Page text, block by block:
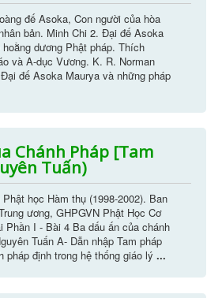
đế Asoka, Con người của hòa
bản. Minh Chi 2. Đại đế Asoka
dương Phật pháp. Thích
và A-dục Vương. K. R. Norman
đế Asoka Maurya và những pháp
Chánh Pháp [Tam
Tuấn)
học Hàm thụ (1998-2002). Ban
ương, GHPGVN Phật Học Cơ
Phần I - Bài 4 Ba dấu ấn của chánh
Tuấn A- Dẫn nhập Tam pháp
pháp định trong hệ thống giáo lý ...